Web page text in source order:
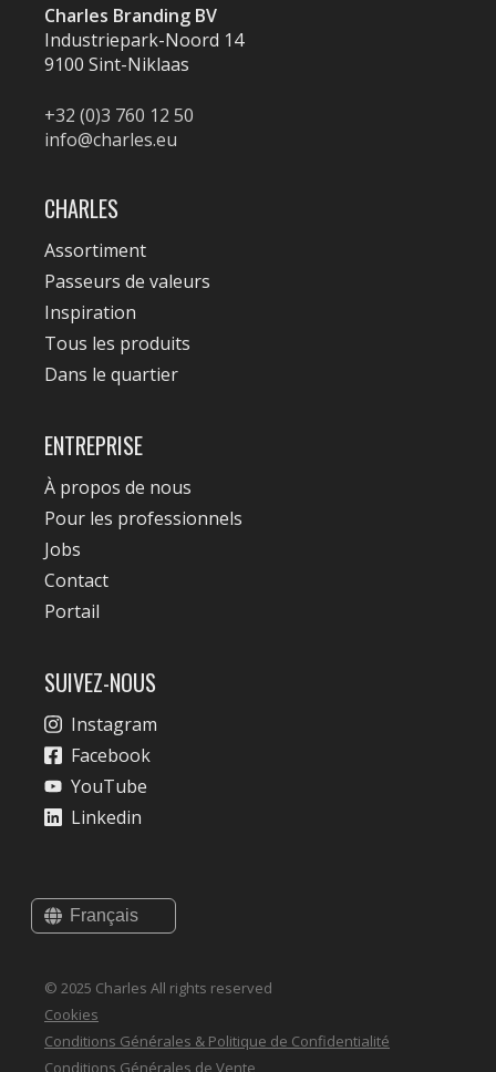
Charles Branding BV
Industriepark-Noord 14
9100 Sint-Niklaas
+32 (0)3 760 12 50
info@charles.eu
CHARLES
Assortiment
Passeurs de valeurs
Inspiration
Tous les produits
Dans le quartier
ENTREPRISE
À propos de nous
Pour les professionnels
Jobs
Contact
Portail
SUIVEZ-NOUS
Instagram
Facebook
YouTube
Linkedin
© 2025 Charles All rights reserved
Cookies
Conditions Générales & Politique de Confidentialité
Conditions Générales de Vente